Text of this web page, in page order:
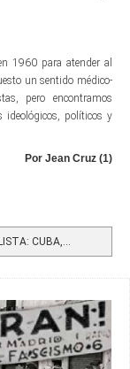
1960 para atender al
un sentido médico-
pero encontramos
ideológicos, políticos y
Por Jean Cruz (1)
CUBA,...